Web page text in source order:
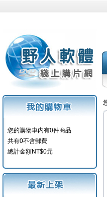
您的購物車内有0件商品
共有0不含郵費
總計金額NT$0元